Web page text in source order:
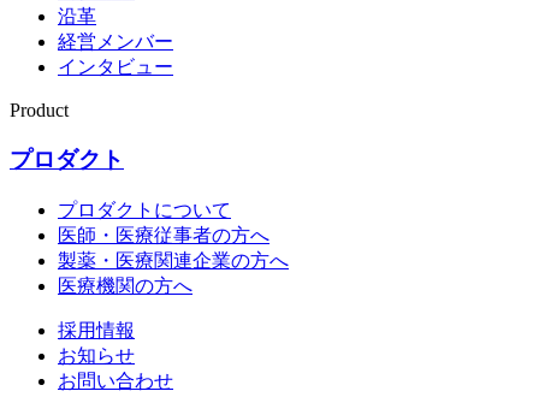
沿革
経営メンバー
インタビュー
Product
プロダクト
プロダクトについて
医師・医療従事者の方へ
製薬・医療関連企業の方へ
医療機関の方へ
採用情報
お知らせ
お問い合わせ